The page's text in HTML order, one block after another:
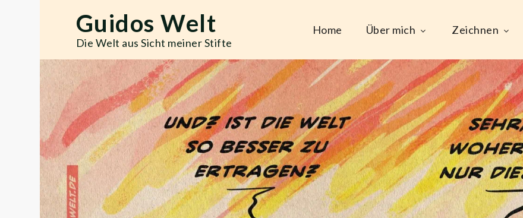
Guidos Welt
Die Welt aus Sicht meiner Stifte
Home Über mich Zeichnen